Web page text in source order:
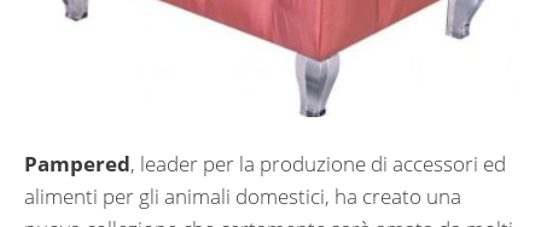
Pampered, leader per la produzione di accessori ed
alimenti per gli animali domestici, ha creato una